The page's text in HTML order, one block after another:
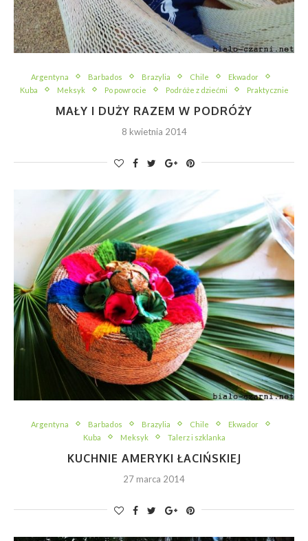
Argentyna Barbados Brazylia Chile
Ekwador
Kuba
Meksyk Po powrocie Podróże z dziećmi Praktycznie
MAŁY I DUŻY RAZEM W PODRÓŻY
8 kwietnia 2014
Argentyna Barbados Brazylia Chile
Ekwador
Kuba
Meksyk Talerz i szklanka
KUCHNIE AMERYKI ŁACIŃSKIEJ
27 marca 2014